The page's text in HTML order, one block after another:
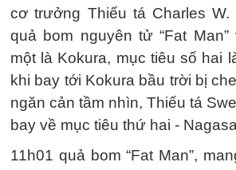
cơ trưởng Thiếu tá Charles W.
quả bom nguyên tử “Fat
một là Kokura, mục tiêu số hai
khi bay tới Kokura bầu trời bị
ngăn cản tầm nhìn, Thiếu tá
bay về mục tiêu thứ hai -
11h01 quả bom “Fat Man”,